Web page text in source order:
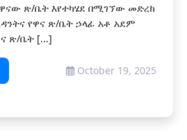
ጽ/ቤት እየተካሄደ በሚገኘው መድረክ
የዋና ጽ/ቤት ኃላፊ አቶ አደም
ጽ/ቤት [...]
October 19, 2025